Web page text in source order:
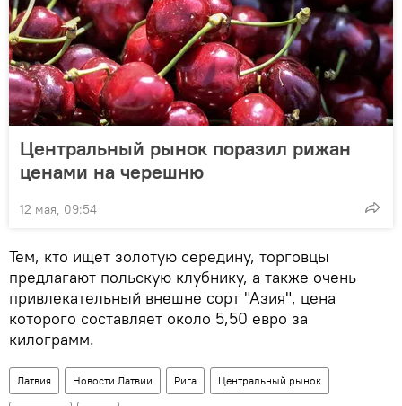
Центральный рынок поразил рижан
ценами на черешню
12 мая, 09:54
Тем, кто ищет золотую середину, торговцы
предлагают польскую клубнику, а также очень
привлекательный внешне сорт "Азия", цена
которого составляет около 5,50 евро за
килограмм.
Латвия Новости Латвии Рига Центральный рынок